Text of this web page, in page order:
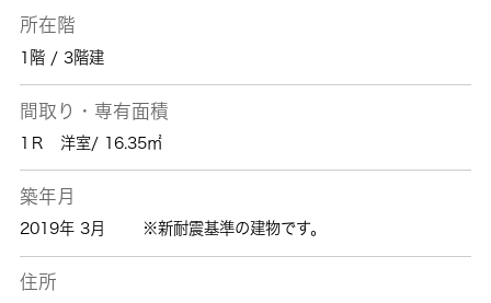
所在階
1階 / 3階建
間取り・専有面積
1Ｒ 洋室/ 16.35㎡
築年月
2019年 3月 ※新耐震基準の建物です。
住所